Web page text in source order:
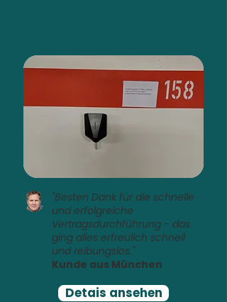
"Besten Dank für die schnelle
und erfolgreiche
Vertragsdurchführung - das
ging alles erfreulich schnell
und reibungslos."
Kunde aus München
Detais ansehen